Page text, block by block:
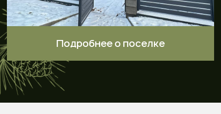
Старт продаж
А Первый
Оставьте заявку на предзаказ